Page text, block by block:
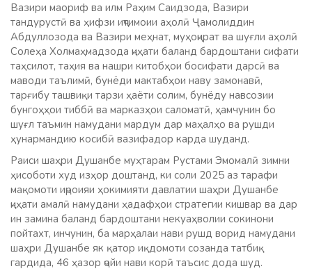
Вазири маориф ва илм Раҳим Саидзода, Вазири
тандурустӣ ва ҳифзи иҷтимоии аҳолӣ Ҷамолиддин
Абдуллозода ва Вазири меҳнат, муҳоҷират ва шуғли аҳолӣ
Солеҳа Холмаҳмадзода ҷиҳати баланд бардоштани сифати
таҳсилот, таҳия ва нашри китобҳои босифати дарсӣ ва
маводи таълимӣ, бунёди мактабҳои наву замонавӣ,
тарғибу ташвиқи тарзи ҳаёти солим, бунёду навсозии
бунгоҳҳои тиббӣ ва марказҳои саломатӣ, ҳамчунин бо
шуғл таъмин намудани мардум дар маҳалҳо ва рушди
ҳунармандию косибӣ вазифадор карда шуданд.
Раиси шаҳри Душанбе муҳтарам Рустами Эмомалӣ зимни
ҳисоботи худ изҳор доштанд, ки соли 2025 аз тарафи
мақомоти иҷроияи ҳокимияти давлатии шаҳри Душанбе
ҷиҳати амалӣ намудани ҳадафҳои стратегии кишвар ва дар
ин замина баланд бардоштани некуаҳволии сокинони
пойтахт, инчунин, ба марҳалаи нави рушд ворид намудани
шаҳри Душанбе як қатор иқдомоти созанда татбиқ
гардида, 46 ҳазор ҷойи нави корӣ таъсис дода шуд.